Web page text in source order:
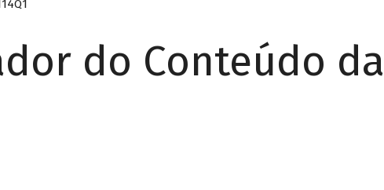
do Conteúdo da